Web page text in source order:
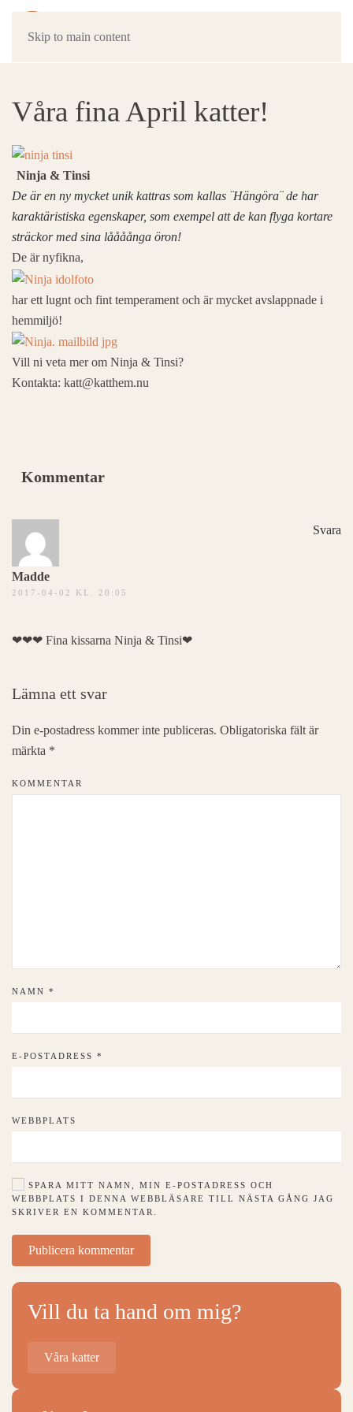
Skip to main content
Våra fina April katter!
Ninja & Tinsi
De är en ny mycket unik kattras som kallas ¨Hängöra¨ de har
karaktäristiska egenskaper, som exempel att de kan flyga kortare
sträckor med sina låååånga öron!
De är nyfikna,
har ett lugnt och fint temperament och är mycket avslappnade i
hemmiljö!
Vill ni veta mer om Ninja & Tinsi?
Kontakta: katt@katthem.nu
Kommentar
Madde
2017-04-02 KL. 20:05
Svara
❤❤❤ Fina kissarna Ninja & Tinsi❤
Lämna ett svar
Din e-postadress kommer inte publiceras. Obligatoriska fält är
märkta *
KOMMENTAR
NAMN *
E-POSTADRESS *
WEBBPLATS
SPARA MITT NAMN, MIN E-POSTADRESS OCH
WEBBPLATS I DENNA WEBBLÄSARE TILL NÄSTA GÅNG JAG
SKRIVER EN KOMMENTAR.
Publicera kommentar
Vill du ta hand om mig?
Våra katter